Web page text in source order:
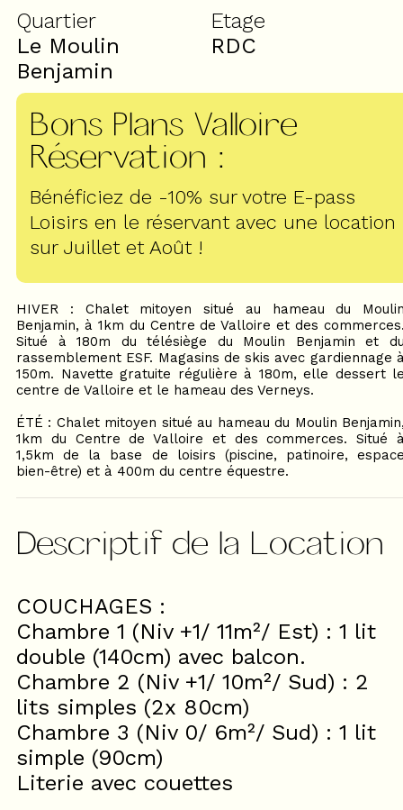
Quartier
Le Moulin
Benjamin
Etage
RDC
Bons Plans Valloire
Réservation :
Bénéficiez de -10% sur votre E-pass
Loisirs en le réservant avec une location
sur Juillet et Août !
HIVER : Chalet mitoyen situé au hameau du
Benjamin, à 1km du Centre de Valloire et des
Situé à 180m du télésiège du Moulin Benjamin et
rassemblement ESF. Magasins de skis avec gardiennage
150m. Navette gratuite régulière à 180m, elle dessert
centre de Valloire et le hameau des Verneys.
ÉTÉ : Chalet mitoyen situé au hameau du Moulin
1km du Centre de Valloire et des commerces. Situé
1,5km de la base de loisirs (piscine, patinoire,
bien-être) et à 400m du centre équestre.
Descriptif de la Location
COUCHAGES :
Chambre 1 (Niv +1/ 11m²/ Est) : 1 lit
double (140cm) avec balcon.
Chambre 2 (Niv +1/ 10m²/ Sud) : 2
lits simples (2x 80cm)
Chambre 3 (Niv 0/ 6m²/ Sud) : 1 lit
simple (90cm)
Literie avec couettes